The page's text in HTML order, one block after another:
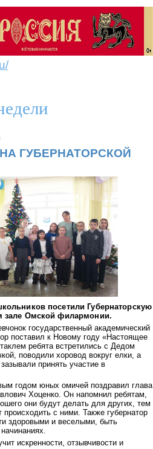
ГУБЕРНАТОРСКОЙ
посетили Губернаторскую
зале Омской филармонии.
государственный академический
поставил к Новому году «Настоящее
ребята встретились с Дедом
поводили хоровод вокруг елки, а
принять участие в
годом юных омичей поздравил глава
Хоценко. Он напомнил ребятам,
они будут делать для других, тем
с ними. Также губернатор
здоровыми и веселыми, быть
искренности, отзывчивости и